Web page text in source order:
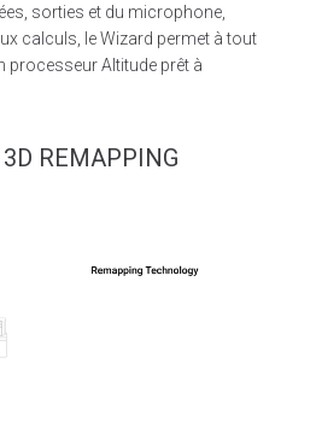
sorties et du microphone,
calculs, le Wizard permet à tout
processeur Altitude prêt à
REMAPPING